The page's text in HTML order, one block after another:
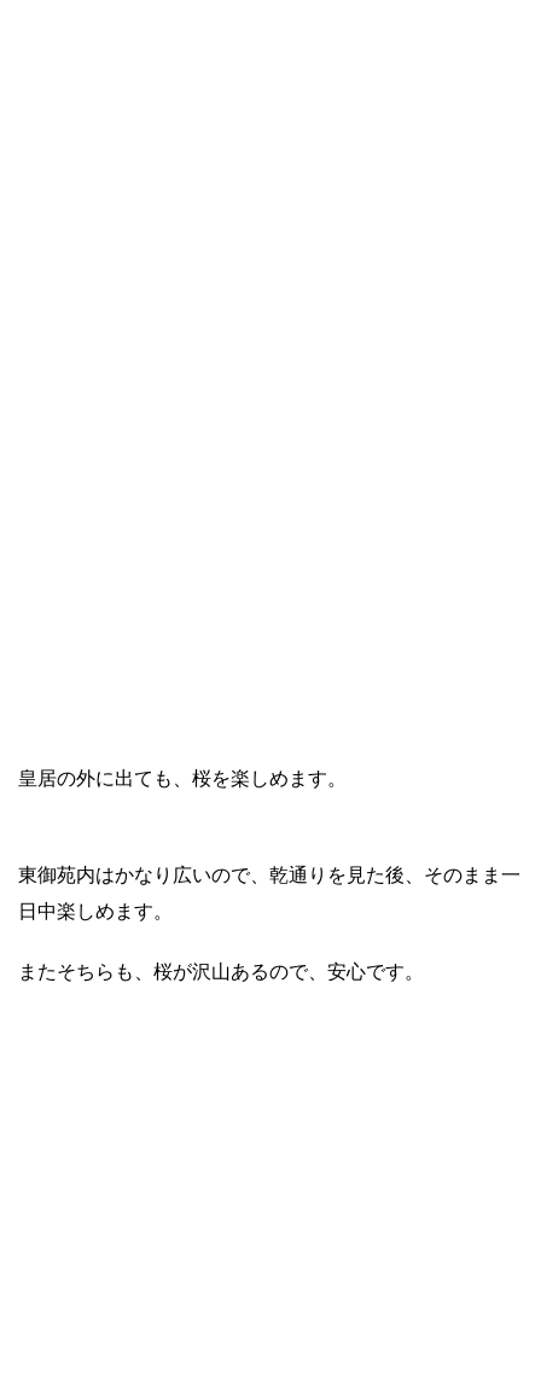
皇居の外に出ても、桜を楽しめます。
東御苑内はかなり広いので、乾通りを見た後、そのまま一
日中楽しめます。
またそちらも、桜が沢山あるので、安心です。